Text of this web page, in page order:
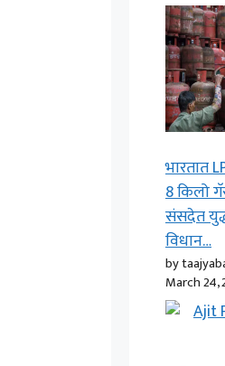
भारतात
8 किलो
संसदेत
विधान…
by
March 24,